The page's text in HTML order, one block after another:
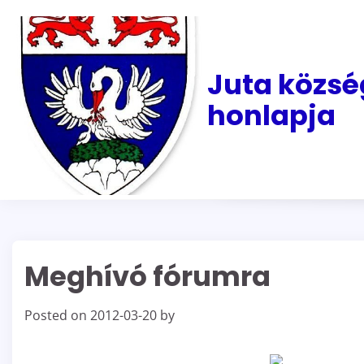
content
Juta
honlapja
Meghívó fórumra
Posted on 2012-03-20 by